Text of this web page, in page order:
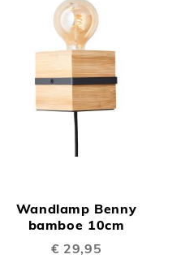
Wandlamp Benny
bamboe 10cm
€ 29,95